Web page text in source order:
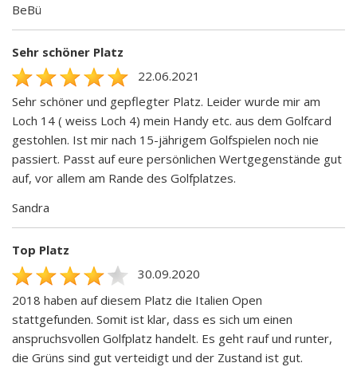
BeBü
Sehr schöner Platz
22.06.2021
Sehr schöner und gepflegter Platz. Leider wurde mir am
Loch 14 ( weiss Loch 4) mein Handy etc. aus dem Golfcard
gestohlen. Ist mir nach 15-jährigem Golfspielen noch nie
passiert. Passt auf eure persönlichen Wertgegenstände gut
auf, vor allem am Rande des Golfplatzes.
Sandra
Top Platz
30.09.2020
2018 haben auf diesem Platz die Italien Open
stattgefunden. Somit ist klar, dass es sich um einen
anspruchsvollen Golfplatz handelt. Es geht rauf und runter,
die Grüns sind gut verteidigt und der Zustand ist gut.